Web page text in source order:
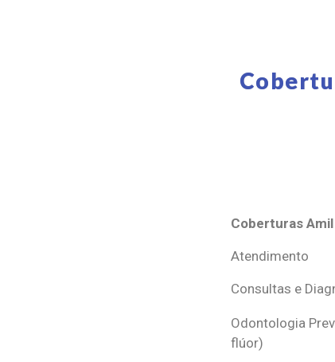
Coberturas
Coberturas Amil
Atendimento
Consultas e
Odontologia
flúor)